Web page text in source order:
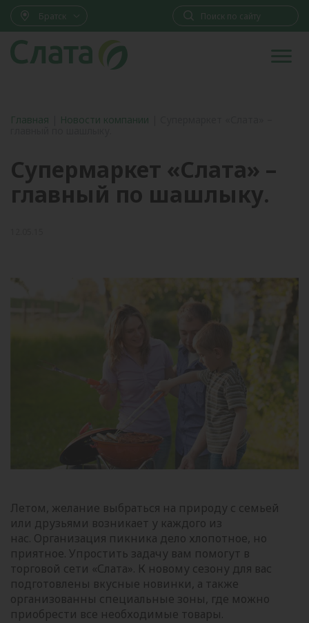
Братск
Главная Новости компании
Супермаркет «Слата» –
главный по шашлыку.
Летом, желание выбраться на природу с семьей
или друзьями возникает у каждого из
нас. Организация пикника дело хлопотное, но
приятное. Упростить задачу вам помогут в
торговой сети «Слата». К новому сезону для вас
подготовлены вкусные новинки, а также
организованны специальные зоны, где можно
приобрести все необходимые товары.